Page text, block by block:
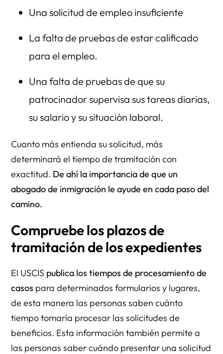
Una solicitud de empleo insuficiente
La falta de pruebas de estar calificado
para el empleo.
Una falta de pruebas de que su
patrocinador supervisa sus tareas diarias,
su salario y su situación laboral.
Cuanto más entienda su solicitud, más
determinará el tiempo de tramitación con
exactitud. De ahí la importancia de que un
abogado de inmigración le ayude en cada paso del
camino.
Compruebe los plazos de
tramitación de los expedientes
El USCIS publica los tiempos de procesamiento de
casos para determinados formularios y lugares,
de esta manera las personas saben cuánto
tiempo tomaría procesar las solicitudes de
beneficios. Esta información también permite a
las personas saber cuándo presentar una solicitud